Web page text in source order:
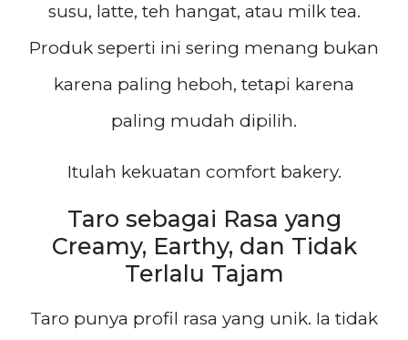
susu, latte, teh hangat, atau milk tea.
Produk seperti ini sering menang bukan
karena paling heboh, tetapi karena
paling mudah dipilih.
Itulah kekuatan comfort bakery.
Taro sebagai Rasa yang
Creamy, Earthy, dan Tidak
Terlalu Tajam
Taro punya profil rasa yang unik. Ia tidak